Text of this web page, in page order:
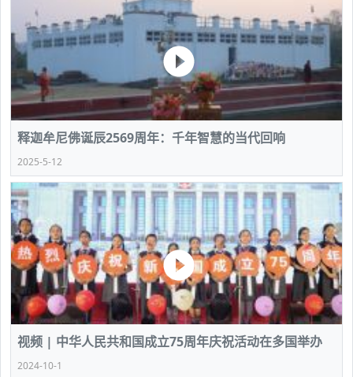
​释迦牟尼佛诞辰2569周年：千年智慧的当代回响
2025-5-12
视频 | 中华人民共和国成立75周年庆祝活动在多国举办
2024-10-1